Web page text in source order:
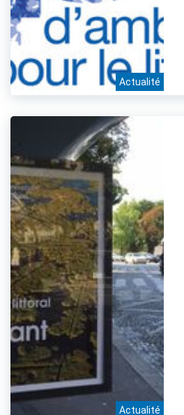
Actualité
Actualité